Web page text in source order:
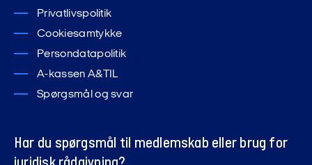
Privatlivspolitik
Cookiesamtykke
Persondatapolitik
A-kassen A&TIL
Spørgsmål og svar
Har du spørgsmål til medlemskab eller brug for